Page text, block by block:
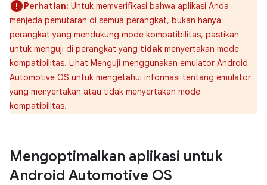
Perhatian: Untuk memverifikasi bahwa aplikasi Anda
menjeda pemutaran di semua perangkat, bukan hanya
perangkat yang mendukung mode kompatibilitas, pastikan
untuk menguji di perangkat yang tidak menyertakan mode
kompatibilitas. Lihat Menguji menggunakan emulator Android
Automotive OS untuk mengetahui informasi tentang emulator
yang menyertakan atau tidak menyertakan mode
kompatibilitas.
Mengoptimalkan aplikasi untuk
Android Automotive OS